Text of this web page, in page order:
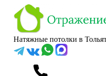
Натяжные потолки в